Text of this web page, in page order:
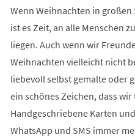
Wenn Weihnachten in
ist es Zeit, an alle Menschen
liegen. Auch wenn wir
Weihnachten vielleicht nicht
liebevoll selbst gemalte oder
ein schönes Zeichen, dass
Handgeschriebene Karten
WhatsApp und SMS immer